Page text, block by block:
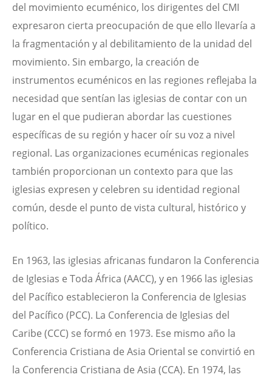
del movimiento ecuménico, los dirigentes del CMI
expresaron cierta preocupación de que ello llevaría a
la fragmentación y al debilitamiento de la unidad del
movimiento. Sin embargo, la creación de
instrumentos ecuménicos en las regiones reflejaba la
necesidad que sentían las iglesias de contar con un
lugar en el que pudieran abordar las cuestiones
específicas de su región y hacer oír su voz a nivel
regional. Las organizaciones ecuménicas regionales
también proporcionan un contexto para que las
iglesias expresen y celebren su identidad regional
común, desde el punto de vista cultural, histórico y
político.
En 1963, las iglesias africanas fundaron la Conferencia
de Iglesias e Toda África (AACC), y en 1966 las iglesias
del Pacífico establecieron la Conferencia de Iglesias
del Pacífico (PCC). La Conferencia de Iglesias del
Caribe (CCC) se formó en 1973. Ese mismo año la
Conferencia Cristiana de Asia Oriental se convirtió en
la Conferencia Cristiana de Asia (CCA). En 1974, las